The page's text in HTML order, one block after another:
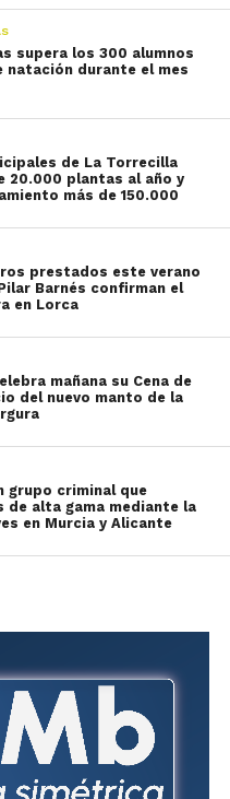
supera los 300 alumnos
natación durante el mes
de La Torrecilla
20.000 plantas al año y
más de 150.000
prestados este verano
Barnés confirman el
en Lorca
mañana su Cena de
del nuevo manto de la
grupo criminal que
de alta gama mediante la
en Murcia y Alicante